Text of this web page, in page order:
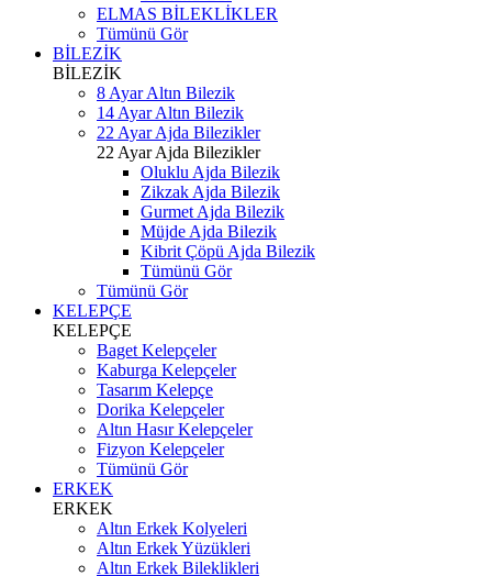
ELMAS BİLEKLİKLER
Tümünü Gör
BİLEZİK
BİLEZİK
8 Ayar Altın Bilezik
14 Ayar Altın Bilezik
22 Ayar Ajda Bilezikler
22 Ayar Ajda Bilezikler
Oluklu Ajda Bilezik
Zikzak Ajda Bilezik
Gurmet Ajda Bilezik
Müjde Ajda Bilezik
Kibrit Çöpü Ajda Bilezik
Tümünü Gör
Tümünü Gör
KELEPÇE
KELEPÇE
Baget Kelepçeler
Kaburga Kelepçeler
Tasarım Kelepçe
Dorika Kelepçeler
Altın Hasır Kelepçeler
Fizyon Kelepçeler
Tümünü Gör
ERKEK
ERKEK
Altın Erkek Kolyeleri
Altın Erkek Yüzükleri
Altın Erkek Bileklikleri